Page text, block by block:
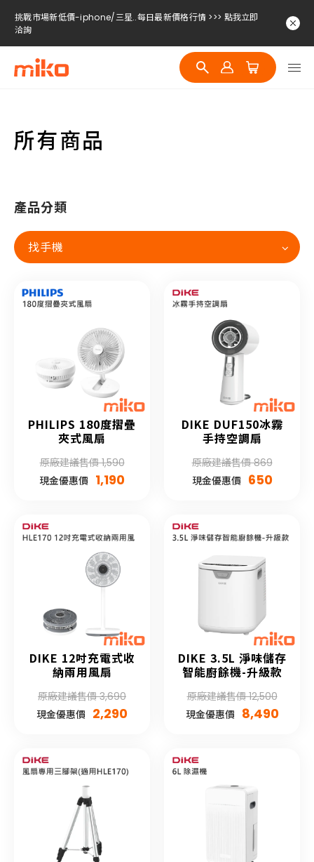
挑戰市場新低價-iphone/三星..每日最新價格行情 >>> 點我立即
洽詢
挑戰市場新低價-iphone/三星..每日最新價格行情 >>> 點我立即
洽詢
挑戰市場新低價-iphone/三星..每日最新價格行情 >>> 點我立即
所有商品
產品分類
找手機
PHILIPS 180度摺疊
夾式風扇
原廠建議售價 1,590
現金優惠價 1,190
DIKE DUF150冰霧
手持空調扇
原廠建議售價 869
現金優惠價 650
DIKE 12吋充電式收
納兩用風扇
原廠建議售價 3,690
現金優惠價 2,290
DIKE 3.5L 淨味儲存
智能廚餘機-升級款
原廠建議售價 12,500
現金優惠價 8,490